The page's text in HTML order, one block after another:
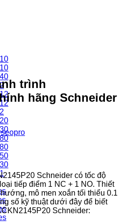
trình
hãng Schneider
seopro
Schneider có tốc độ
tiếp điểm 1 NC + 1 NO. Thiết
mô men xoắn tối thiểu 0.1
số kỹ thuật dưới đây để biết
Schneider: